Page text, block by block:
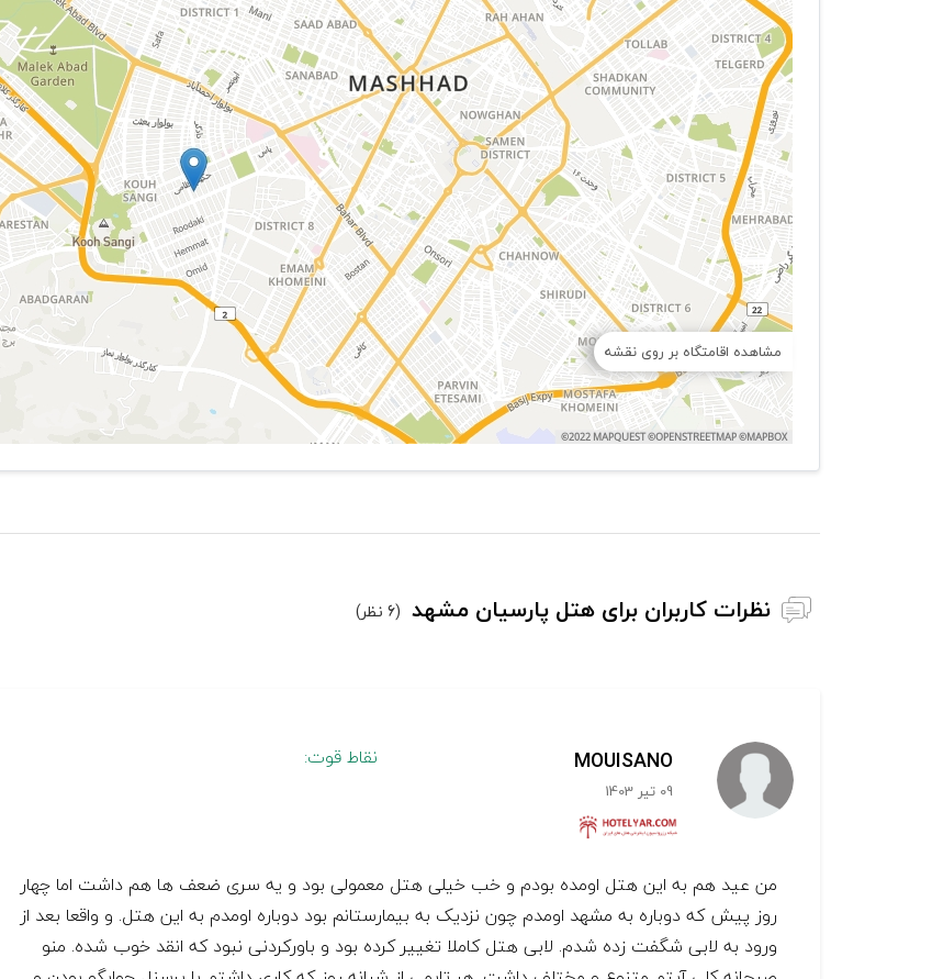
مشاهده اقامتگاه بر روی نقشه
نظرات کاربران برای هتل پارسیان مشهد (6 نظر)
MOUISANO
09 تیر 1403
نقاط قوت:
من عید هم به این هتل اومده بودم و خب خیلی هتل معمولی بود و یه سری ضعف ها هم داشت اما چهار
روز پیش که دوباره به مشهد اومدم چون نزدیک به بیمارستانم بود دوباره اومدم به این هتل. و واقعا بعد از
ورود به لابی شگفت زده شدم. لابی هتل کاملا تغییر کرده بود و باورکردنی نبود که انقد خوب شده. منو